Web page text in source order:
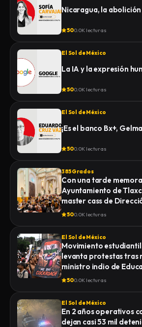
Nicaragua, la
500.0K lecturas
El Sol de México
La IA y la expresión
500.0K lecturas
El Sol de México
¡Es el banco Bx+,
500.0K lecturas
385 Grados
Con una tarde
Ayuntamiento de
master cass de
500.0K lecturas
El Sol de México
Movimiento estudiantil
levanta protestas tras
ministro indio de
500.0K lecturas
El Sol de México
En 2 años operativos
dejan casi 53 mil